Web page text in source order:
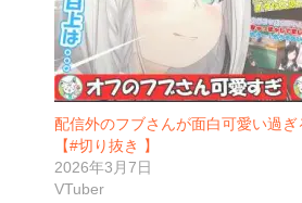
配信外のフブさんが面白可愛い過ぎ
【#切り抜き 】
2026年3月7日
VTuber